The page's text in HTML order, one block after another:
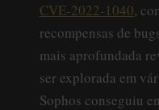
CVE-2022-1040,
recompensas de
mais aprofundada
ser explorada em
Sophos conseguiu